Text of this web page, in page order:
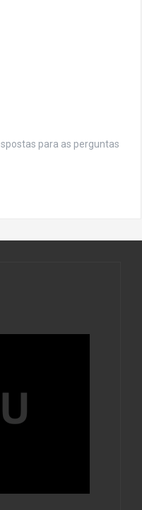
para as perguntas